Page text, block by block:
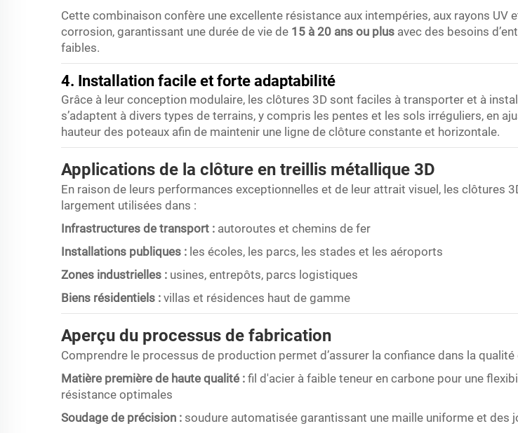
Cette combinaison confère une excellente résistance aux intempéries, aux rayons UV
corrosion, garantissant une durée de vie de 15 à 20 ans ou plus avec des besoins
faibles.
4. Installation facile et forte adaptabilité
Grâce à leur conception modulaire, les clôtures 3D sont faciles à transporter et à
s’adaptent à divers types de terrains, y compris les pentes et les sols irréguliers, en
hauteur des poteaux afin de maintenir une ligne de clôture constante et horizontale.
Applications de la clôture en treillis métallique 3D
En raison de leurs performances exceptionnelles et de leur attrait visuel, les clôtures
largement utilisées dans :
Infrastructures de transport : autoroutes et chemins de fer
Installations publiques : les écoles, les parcs, les stades et les aéroports
Zones industrielles : usines, entrepôts, parcs logistiques
Biens résidentiels : villas et résidences haut de gamme
Aperçu du processus de fabrication
Comprendre le processus de production permet d’assurer la confiance dans la
Matière première de haute qualité : fil d'acier à faible teneur en carbone pour une
résistance optimales
Soudage de précision : soudure automatisée garantissant une maille uniforme et des